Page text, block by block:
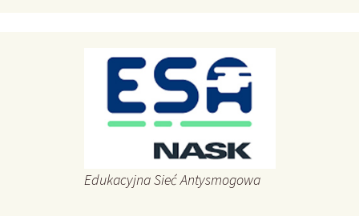
Edukacyjna Sieć Antysmogowa